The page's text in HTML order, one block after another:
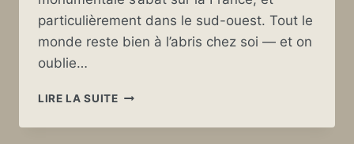
particulièrement dans le sud-ouest. Tout le
monde reste bien à l’abris chez soi — et on
oublie…
LIRE LA SUITETEMPÊTE
DE